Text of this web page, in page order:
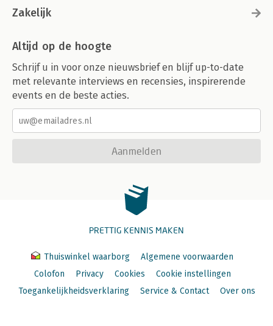
Zakelijk
Altijd op de hoogte
Schrijf u in voor onze nieuwsbrief en blijf up-to-date
met relevante interviews en recensies, inspirerende
events en de beste acties.
Aanmelden
PRETTIG KENNIS MAKEN
Thuiswinkel waarborg
Algemene voorwaarden
Colofon
Privacy Cookies
Cookie instellingen
Toegankelijkheidsverklaring
Service & Contact Over ons